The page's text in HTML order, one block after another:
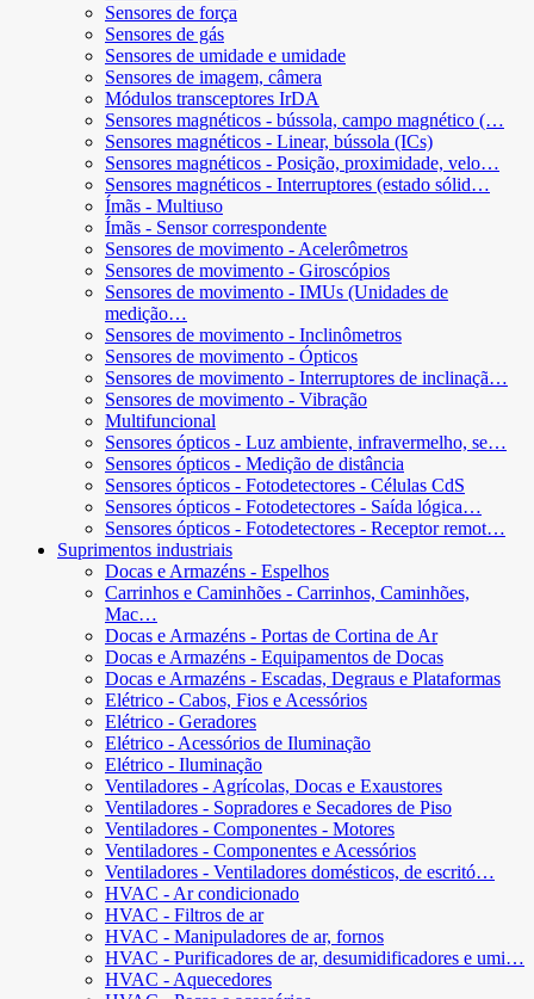
Sensores de força
Sensores de gás
Sensores de umidade e umidade
Sensores de imagem, câmera
Módulos transceptores IrDA
Sensores magnéticos - bússola, campo magnético (…
Sensores magnéticos - Linear, bússola (ICs)
Sensores magnéticos - Posição, proximidade, velo…
Sensores magnéticos - Interruptores (estado sólid…
Ímãs - Multiuso
Ímãs - Sensor correspondente
Sensores de movimento - Acelerômetros
Sensores de movimento - Giroscópios
Sensores de movimento - IMUs (Unidades de
medição…
Sensores de movimento - Inclinômetros
Sensores de movimento - Ópticos
Sensores de movimento - Interruptores de inclinaçã…
Sensores de movimento - Vibração
Multifuncional
Sensores ópticos - Luz ambiente, infravermelho, se…
Sensores ópticos - Medição de distância
Sensores ópticos - Fotodetectores - Células CdS
Sensores ópticos - Fotodetectores - Saída lógica…
Sensores ópticos - Fotodetectores - Receptor remot…
Suprimentos industriais
Docas e Armazéns - Espelhos
Carrinhos e Caminhões - Carrinhos, Caminhões,
Mac…
Docas e Armazéns - Portas de Cortina de Ar
Docas e Armazéns - Equipamentos de Docas
Docas e Armazéns - Escadas, Degraus e Plataformas
Elétrico - Cabos, Fios e Acessórios
Elétrico - Geradores
Elétrico - Acessórios de Iluminação
Elétrico - Iluminação
Ventiladores - Agrícolas, Docas e Exaustores
Ventiladores - Sopradores e Secadores de Piso
Ventiladores - Componentes - Motores
Ventiladores - Componentes e Acessórios
Ventiladores - Ventiladores domésticos, de escritó…
HVAC - Ar condicionado
HVAC - Filtros de ar
HVAC - Manipuladores de ar, fornos
HVAC - Purificadores de ar, desumidificadores e umi…
HVAC - Aquecedores